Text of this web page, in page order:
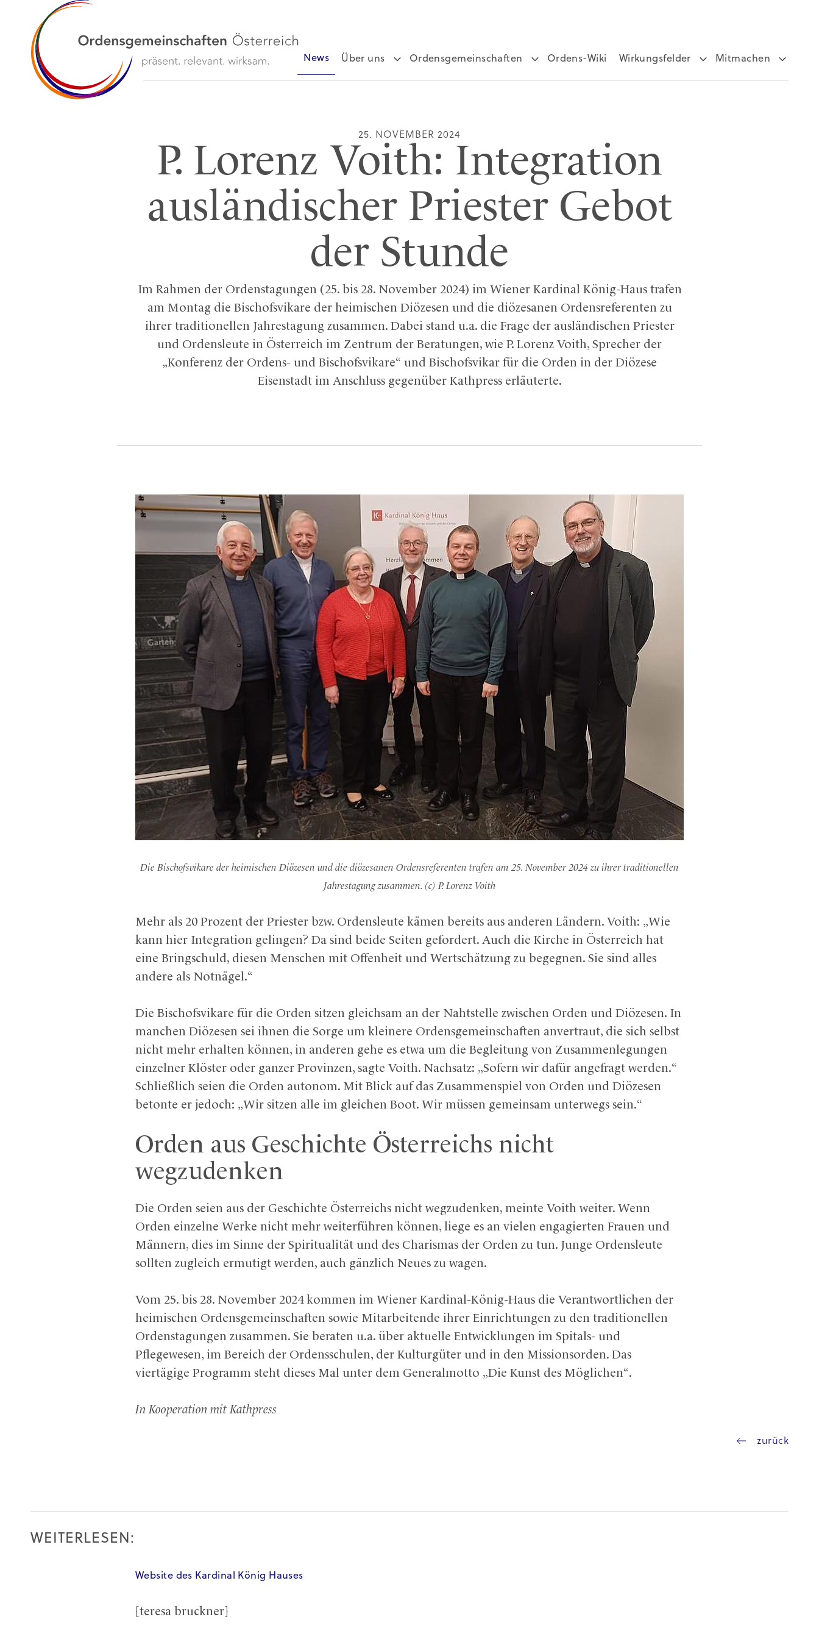
News Über uns Ordensgemeinschaften Ordens-Wiki Wirkungsfelder Mitmachen
25. NOVEMBER 2024
P. Lorenz Voith: Integration
ausländischer Priester Gebot
der Stunde
Im Rahmen der Ordenstagungen (25. bis 28. November 2024) im Wiener Kardinal König-Haus trafen
am Montag die Bischofsvikare der heimischen Diözesen und die diözesanen Ordensreferenten zu
ihrer traditionellen Jahrestagung zusammen. Dabei stand u.a. die Frage der ausländischen Priester
und Ordensleute in Österreich im Zentrum der Beratungen, wie P. Lorenz Voith, Sprecher der
„Konferenz der Ordens- und Bischofsvikare“ und Bischofsvikar für die Orden in der Diözese
Eisenstadt im Anschluss gegenüber Kathpress erläuterte.
Die Bischofsvikare der heimischen Diözesen und die diözesanen Ordensreferenten trafen am 25. November 2024 zu ihrer traditionellen
Jahrestagung zusammen. (c) P. Lorenz Voith
Mehr als 20 Prozent der Priester bzw. Ordensleute kämen bereits aus anderen Ländern. Voith: „Wie
kann hier Integration gelingen? Da sind beide Seiten gefordert. Auch die Kirche in Österreich hat
eine Bringschuld, diesen Menschen mit Offenheit und Wertschätzung zu begegnen. Sie sind alles
andere als Notnägel.“
Die Bischofsvikare für die Orden sitzen gleichsam an der Nahtstelle zwischen Orden und Diözesen. In
manchen Diözesen sei ihnen die Sorge um kleinere Ordensgemeinschaften anvertraut, die sich selbst
nicht mehr erhalten können, in anderen gehe es etwa um die Begleitung von Zusammenlegungen
einzelner Klöster oder ganzer Provinzen, sagte Voith. Nachsatz: „Sofern wir dafür angefragt werden.“
Schließlich seien die Orden autonom. Mit Blick auf das Zusammenspiel von Orden und Diözesen
betonte er jedoch: „Wir sitzen alle im gleichen Boot. Wir müssen gemeinsam unterwegs sein.“
Orden aus Geschichte Österreichs nicht
wegzudenken
Die Orden seien aus der Geschichte Österreichs nicht wegzudenken, meinte Voith weiter. Wenn
Orden einzelne Werke nicht mehr weiterführen können, liege es an vielen engagierten Frauen und
Männern, dies im Sinne der Spiritualität und des Charismas der Orden zu tun. Junge Ordensleute
sollten zugleich ermutigt werden, auch gänzlich Neues zu wagen.
Vom 25. bis 28. November 2024 kommen im Wiener Kardinal-König-Haus die Verantwortlichen der
heimischen Ordensgemeinschaften sowie Mitarbeitende ihrer Einrichtungen zu den traditionellen
Ordenstagungen zusammen. Sie beraten u.a. über aktuelle Entwicklungen im Spitals- und
Pflegewesen, im Bereich der Ordensschulen, der Kulturgüter und in den Missionsorden. Das
viertägige Programm steht dieses Mal unter dem Generalmotto „Die Kunst des Möglichen“.
In Kooperation mit Kathpress
zurück
WEITERLESEN:
Website des Kardinal König Hauses
[teresa bruckner]